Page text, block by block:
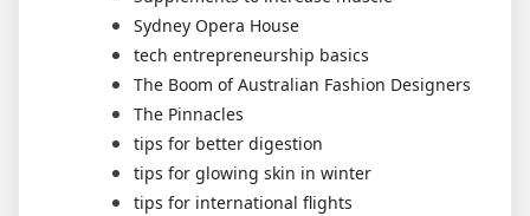
Sydney Opera House
tech entrepreneurship basics
The Boom of Australian Fashion Designers
The Pinnacles
tips for better digestion
tips for glowing skin in winter
tips for international flights